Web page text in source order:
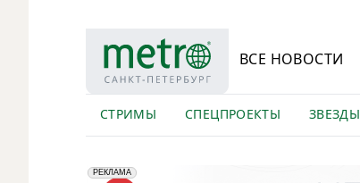
ВСЕ НОВОСТИ
СТРИМЫ СПЕЦПРОЕКТЫ ЗВЕЗДЫ
erid: 2VfnxyFybV5
РЕКЛАМА
ПАО "Банк "Санкт-Петербург", ИНН: 7831000027